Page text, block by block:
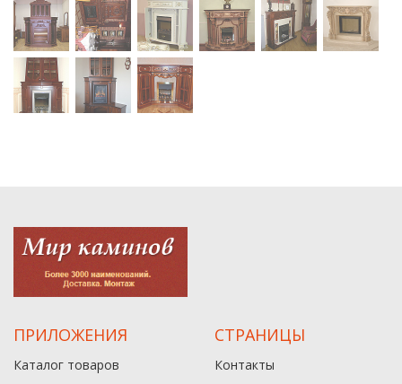
ПРИЛОЖЕНИЯ
Каталог товаров
СТРАНИЦЫ
Контакты